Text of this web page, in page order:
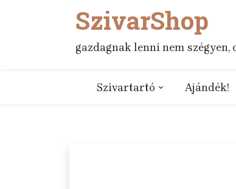
SzivarShop
gazdagnak lenni nem szégyen,
Szivartartó Ajándék!